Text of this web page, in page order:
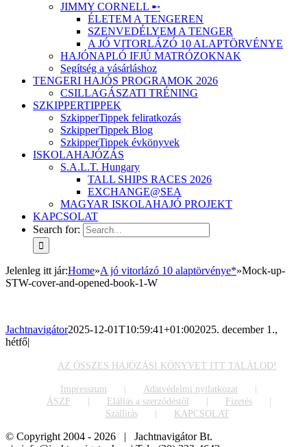
JIMMY CORNELL ➸
ÉLETEM A TENGEREN
SZENVEDÉLYEM A TENGER
A JÓ VITORLÁZÓ 10 ALAPTÖRVÉNYE
HAJÓNAPLÓ IFJÚ MATRÓZOKNAK
Segítség a vásárláshoz
TENGERI HAJÓS PROGRAMOK 2026
CSILLAGÁSZATI TRÉNING
SZKIPPERTIPPEK
SzkipperTippek feliratkozás
SzkipperTippek Blog
SzkipperTippek évkönyvek
ISKOLAHAJÓZÁS
S.A.L.T. Hungary
TALL SHIPS RACES 2026
EXCHANGE@SEA
MAGYAR ISKOLAHAJÓ PROJEKT
KAPCSOLAT
Search for:
Jelenleg itt jár:Home»A jó vitorlázó 10 alaptörvénye*»Mock-up-
STW-cover-and-opened-book-1-W
Jachtnavigátor2025-12-01T10:59:41+01:002025. december 1.,
hétfő|
AZ ÖSSZES HAJÓZÁSI KÖNYVET ITT TALÁLOD!
Impresszum
Adatvédelmi nyilatkozat
ÁSZF
Elállás a szerződéstől
Fizetés
Szállítás
KAPCSOLAT
© Copyright 2004 - 2026 | Jachtnavigátor Bt.